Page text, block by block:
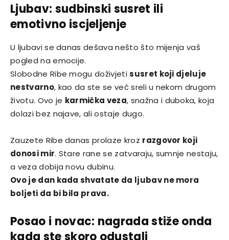
Ljubav: sudbinski susret ili
emotivno iscjeljenje
U ljubavi se danas dešava nešto što mijenja vaš
pogled na emocije.
Slobodne Ribe mogu doživjetisusret koji djeluje
nestvarno, kao da ste se već sreli u nekom drugom
životu. Ovo je karmička veza, snažna i duboka, koja
dolazi bez najave, ali ostaje dugo.
Zauzete Ribe danas prolaze kroz razgovor koji
donosi mir. Stare rane se zatvaraju, sumnje nestaju,
a veza dobija novu dubinu.
Ovo je dan kada shvatate da ljubav ne mora
boljeti da bi bila prava.
Posao i novac: nagrada stiže onda
kada ste skoro odustali